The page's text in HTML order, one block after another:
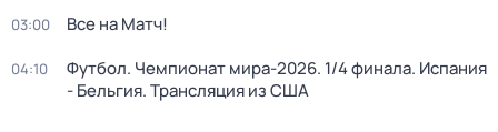
03:00 Все на Матч!
04:10
Футбол. Чемпионат мира-2026. 1/4 финала. Испания
- Бельгия. Трансляция из США